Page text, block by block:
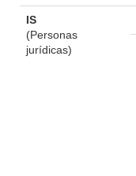
IS
(Personas
jurídicas)